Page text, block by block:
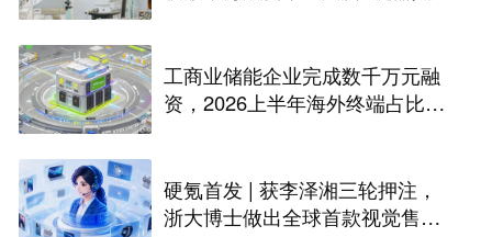
工商业储能企业完成数千万元融
资，2026上半年海外终端占比超
硬氪首发 | 获李泽湘三轮押注，
浙大博士做出全球首款视觉售后